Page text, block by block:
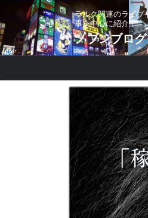
ラルク関連のライブ
事を中心に紹介！
ノブンブログ